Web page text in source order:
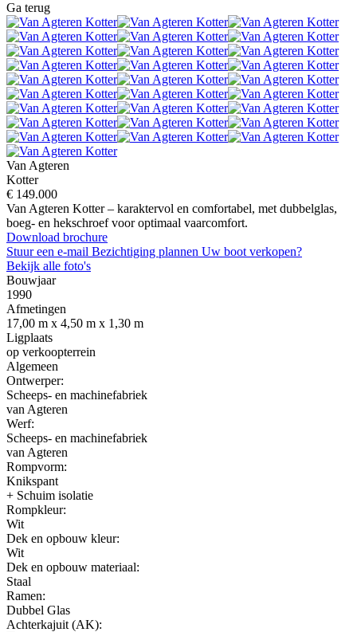
Ga terug
Van Agteren
Kotter
€ 149.000
Van Agteren Kotter – karaktervol en comfortabel, met dubbelglas,
boeg- en hekschroef voor optimaal vaarcomfort.
Download brochure
Stuur een e-mail Bezichtiging plannen Uw boot verkopen?
Bekijk alle foto's
Bouwjaar
1990
Afmetingen
17,00 m x 4,50 m x 1,30 m
Ligplaats
op verkoopterrein
Algemeen
Ontwerper:
Scheeps- en machinefabriek
van Agteren
Werf:
Scheeps- en machinefabriek
van Agteren
Rompvorm:
Knikspant
+ Schuim isolatie
Rompkleur:
Wit
Dek en opbouw kleur:
Wit
Dek en opbouw materiaal:
Staal
Ramen:
Dubbel Glas
Achterkajuit (AK):